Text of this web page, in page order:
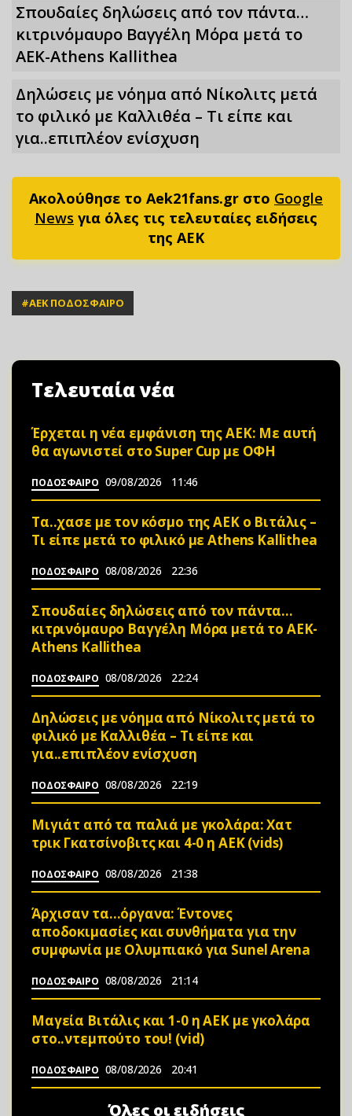
Σπουδαίες δηλώσεις από τον πάντα…
κιτρινόμαυρο Βαγγέλη Μόρα μετά το
ΑΕΚ-Athens Kallithea
Δηλώσεις με νόημα από Νίκολιτς μετά
το φιλικό με Καλλιθέα – Τι είπε και
για..επιπλέον ενίσχυση
Ακολούθησε το Aek21fans.gr στο Google
News για όλες τις τελευταίες ειδήσεις
της ΑΕΚ
#ΑΕΚ ΠΟΔΟΣΦΑΙΡΟ
Τελευταία νέα
Έρχεται η νέα εμφάνιση της ΑΕΚ: Με αυτή
θα αγωνιστεί στο Super Cup με ΟΦΗ
ΠΟΔΟΣΦΑΙΡΟ 09/08/2026 11:46
Τα..χασε με τον κόσμο της ΑΕΚ ο Βιτάλις –
Τι είπε μετά το φιλικό με Athens Kallithea
ΠΟΔΟΣΦΑΙΡΟ 08/08/2026 22:36
Σπουδαίες δηλώσεις από τον πάντα…
κιτρινόμαυρο Βαγγέλη Μόρα μετά το ΑΕΚ-
Athens Kallithea
ΠΟΔΟΣΦΑΙΡΟ 08/08/2026 22:24
Δηλώσεις με νόημα από Νίκολιτς μετά το
φιλικό με Καλλιθέα – Τι είπε και
για..επιπλέον ενίσχυση
ΠΟΔΟΣΦΑΙΡΟ 08/08/2026 22:19
Μιγιάτ από τα παλιά με γκολάρα: Χατ
τρικ Γκατσίνοβιτς και 4-0 η ΑΕΚ (vids)
ΠΟΔΟΣΦΑΙΡΟ 08/08/2026 21:38
Άρχισαν τα…όργανα: Έντονες
αποδοκιμασίες και συνθήματα για την
συμφωνία με Ολυμπιακό για Sunel Arena
ΠΟΔΟΣΦΑΙΡΟ 08/08/2026 21:14
Μαγεία Βιτάλις και 1-0 η ΑΕΚ με γκολάρα
στο..ντεμπούτο του! (vid)
ΠΟΔΟΣΦΑΙΡΟ 08/08/2026 20:41
Όλες οι ειδήσεις